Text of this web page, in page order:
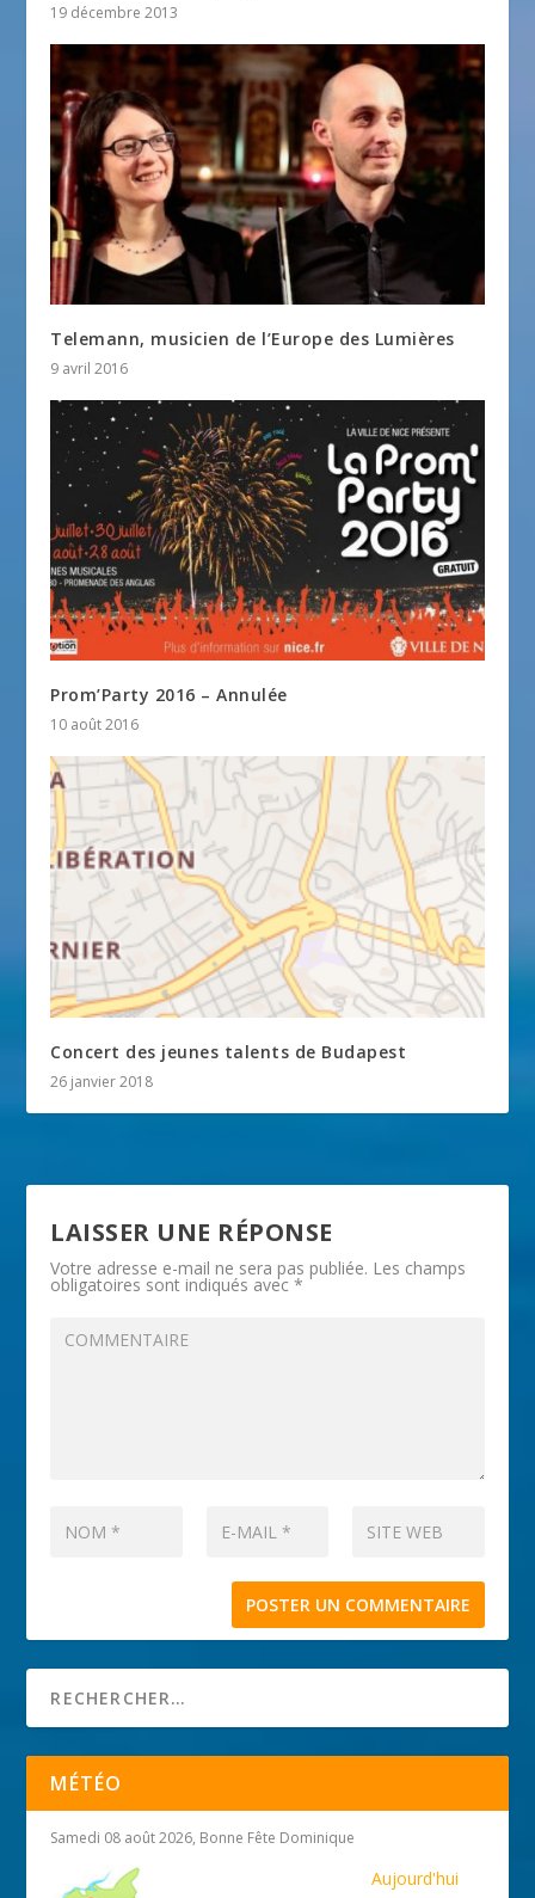
19 décembre 2013
Telemann, musicien de l’Europe des Lumières
9 avril 2016
Prom’Party 2016 – Annulée
10 août 2016
Concert des jeunes talents de Budapest
26 janvier 2018
LAISSER UNE RÉPONSE
Votre adresse e-mail ne sera pas publiée. Les champs
obligatoires sont indiqués avec*
MÉTÉO
Samedi 08 août 2026, Bonne Fête Dominique
Aujourd'hui